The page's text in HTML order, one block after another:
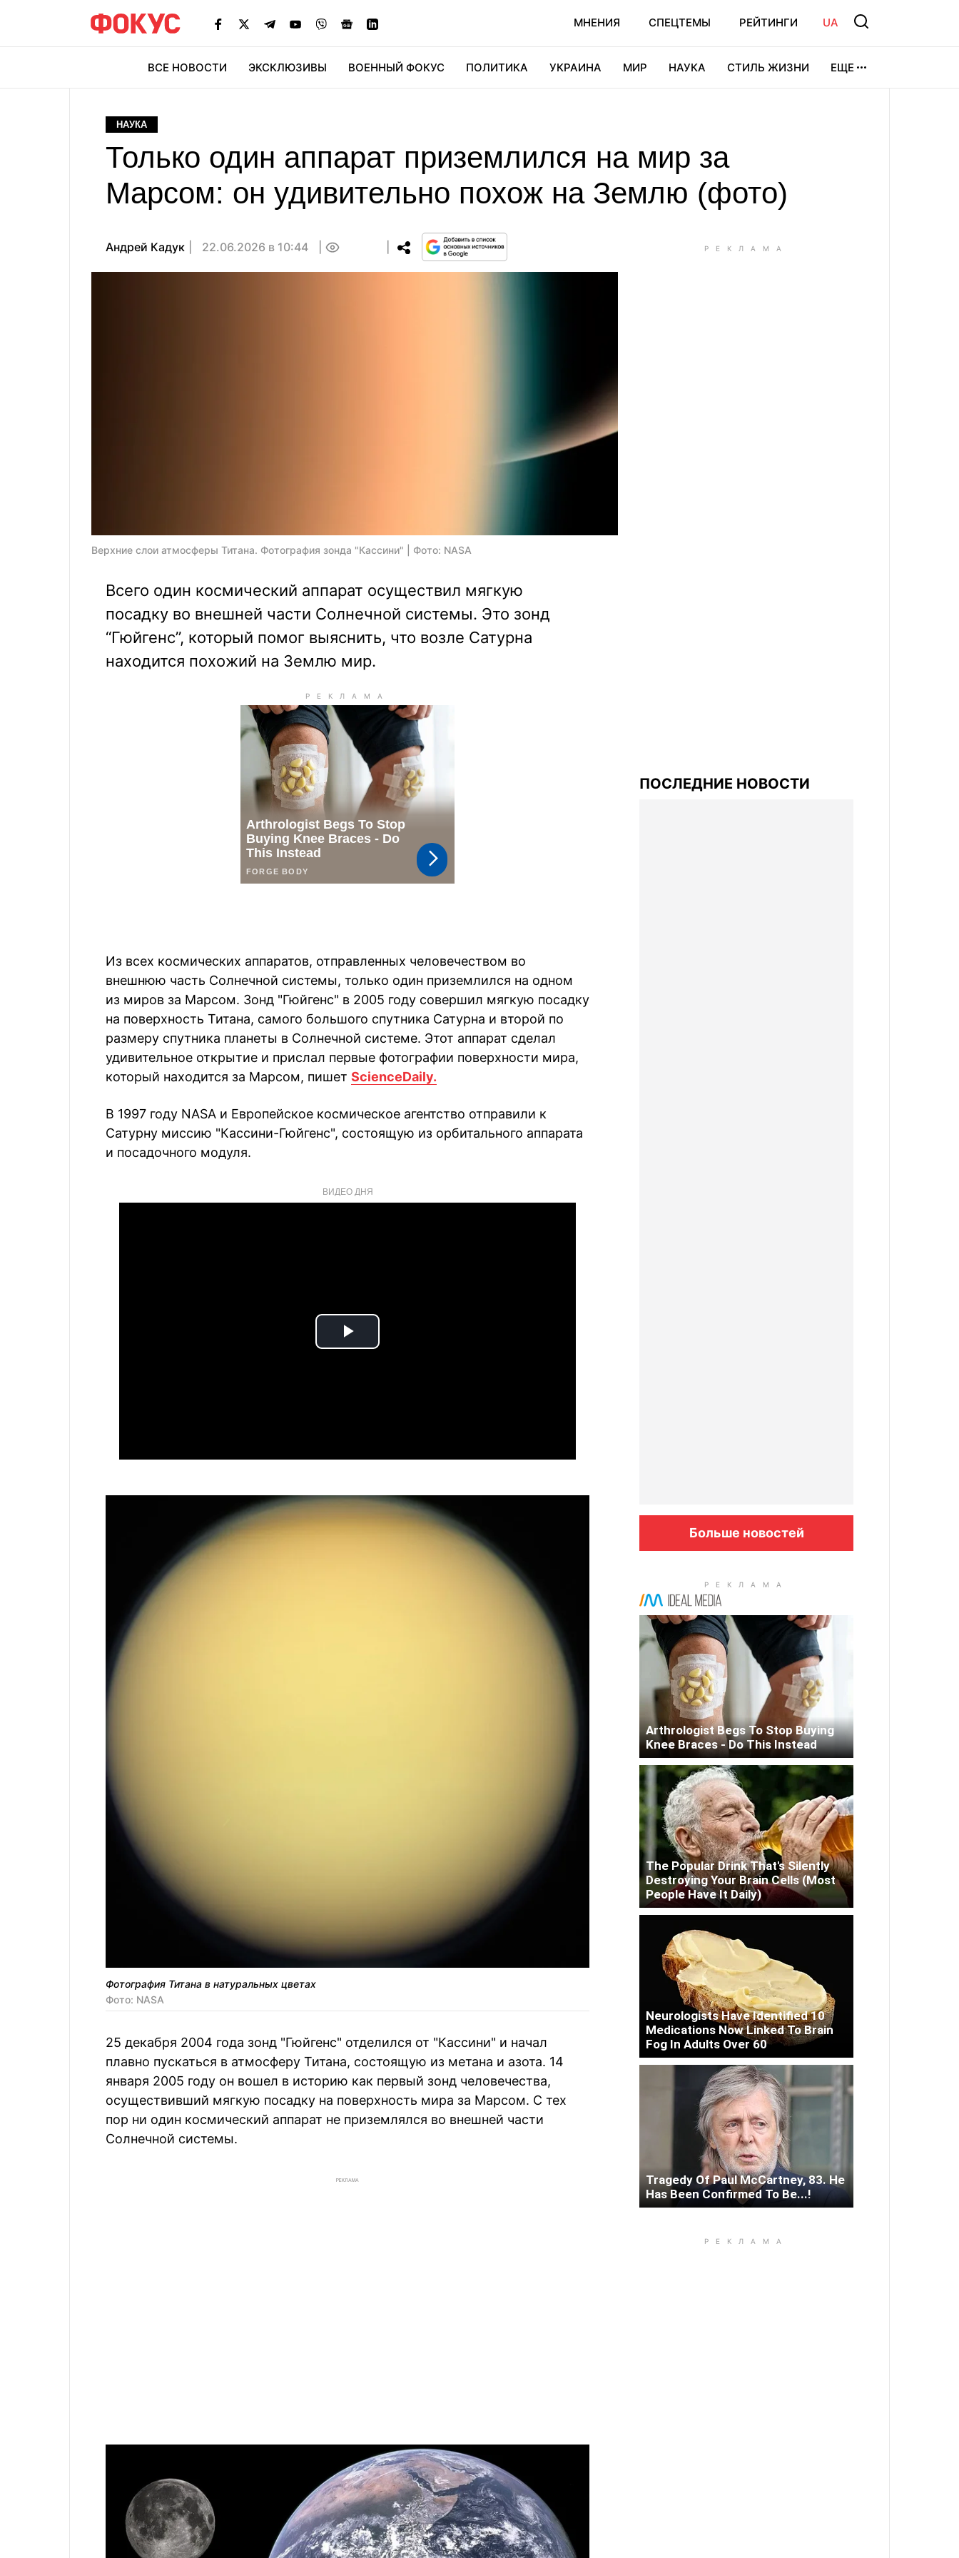
МНЕНИЯ СПЕЦТЕМЫ РЕЙТИНГИ UA
ВСЕ НОВОСТИ ЭКСКЛЮЗИВЫ ВОЕННЫЙ ФОКУС ПОЛИТИКА УКРАИНА МИР НАУКА СТИЛЬ ЖИЗНИ ЕЩЕ
НАУКА
Только один аппарат приземлился на мир за
Марсом: он удивительно похож на Землю (фото)
Андрей Кадук 22.06.2026 в 10:44
Верхние слои атмосферы Титана. Фотография зонда "Кассини" | Фото: NASA
Всего один космический аппарат осуществил мягкую
посадку во внешней части Солнечной системы. Это зонд
“Гюйгенс”, который помог выяснить, что возле Сатурна
находится похожий на Землю мир.
Из всех космических аппаратов, отправленных человечеством во
внешнюю часть Солнечной системы, только один приземлился на одном
из миров за Марсом. Зонд "Гюйгенс" в 2005 году совершил мягкую посадку
на поверхность Титана, самого большого спутника Сатурна и второй по
размеру спутника планеты в Солнечной системе. Этот аппарат сделал
удивительное открытие и прислал первые фотографии поверхности мира,
который находится за Марсом, пишет ScienceDaily.
В 1997 году NASA и Европейское космическое агентство отправили к
Сатурну миссию "Кассини-Гюйгенс", состоящую из орбитального аппарата
и посадочного модуля.
ВИДЕО ДНЯ
Play
Фотография Титана в натуральных цветах
Фото: NASA
25 декабря 2004 года зонд "Гюйгенс" отделился от "Кассини" и начал
плавно пускаться в атмосферу Титана, состоящую из метана и азота. 14
января 2005 году он вошел в историю как первый зонд человечества,
осуществивший мягкую посадку на поверхность мира за Марсом. С тех
пор ни один космический аппарат не приземлялся во внешней части
Солнечной системы.
РЕКЛАМА
ПОСЛЕДНИЕ НОВОСТИ
Больше новостей